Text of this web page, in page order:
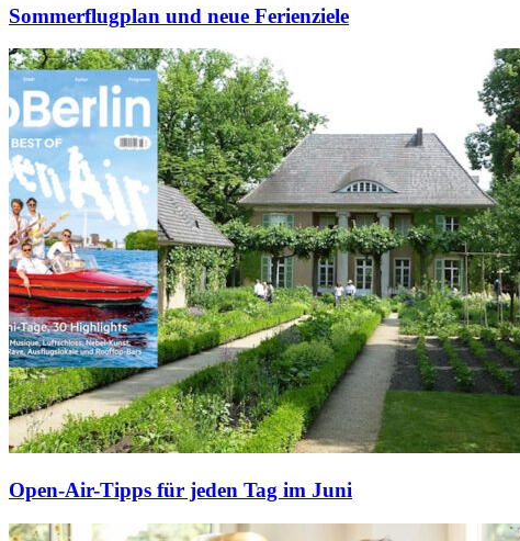
Sommerflugplan und neue Ferienziele
Open-Air-Tipps für jeden Tag im Juni